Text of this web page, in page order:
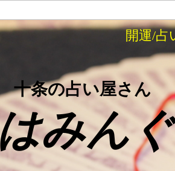
開運/占い/
十条の占い屋さん
んぐ